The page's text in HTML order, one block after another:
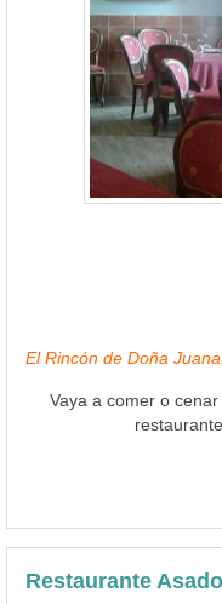
El Rincón de Doña
Vaya a comer o
Restaurante